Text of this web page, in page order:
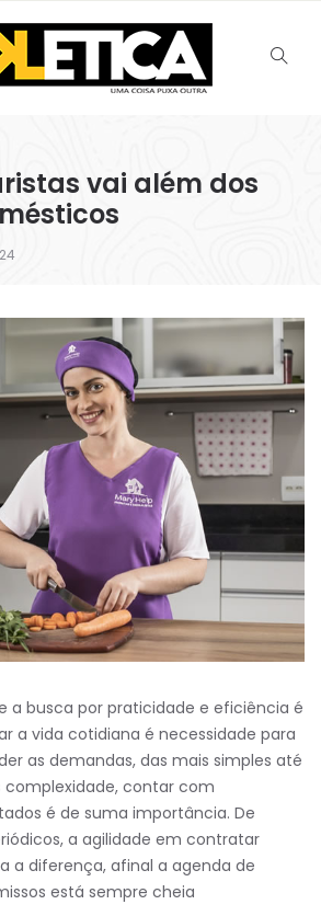
vai além dos
a busca por praticidade e eficiência é
a vida cotidiana é necessidade para
as demandas, das mais simples até
complexidade, contar com
é de suma importância. De
a agilidade em contratar
a diferença, afinal a agenda de
está sempre cheia